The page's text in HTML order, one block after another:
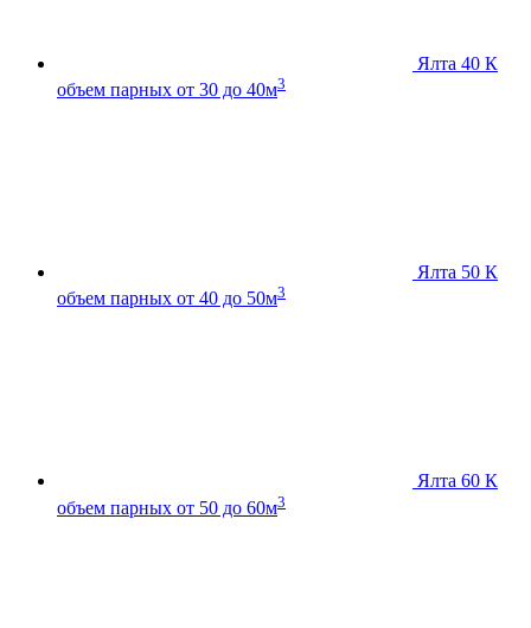
Ялта 40 К
объем парных от 30 до 40м3
Ялта 50 К
объем парных от 40 до 50м3
Ялта 60 К
объем парных от 50 до 60м3